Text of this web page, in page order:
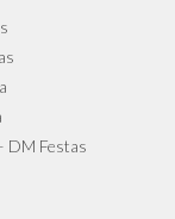
DM Festas